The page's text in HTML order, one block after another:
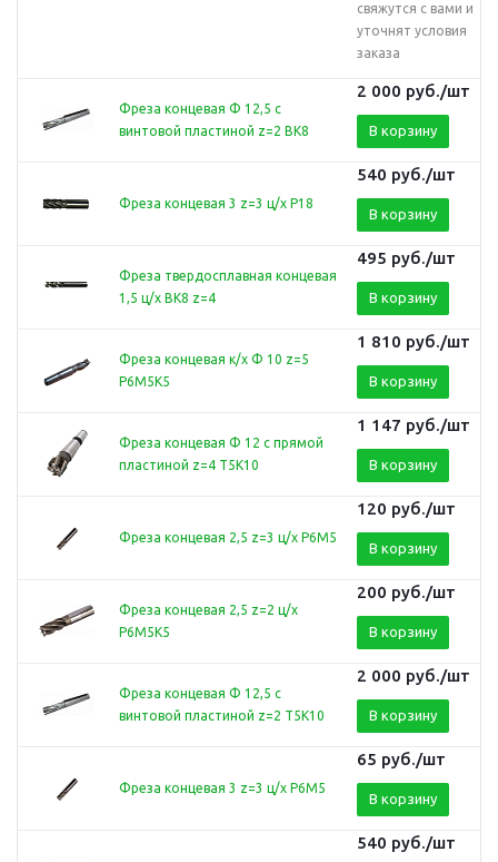
свяжутся с вами и
уточнят условия
заказа
Фреза концевая Ф 12,5 с
винтовой пластиной z=2 ВК8
2 000 руб./шт
В корзину
Фреза концевая 3 z=3 ц/х Р18
540 руб./шт
В корзину
Фреза твердосплавная концевая
1,5 ц/х ВК8 z=4
495 руб./шт
В корзину
Фреза концевая к/х Ф 10 z=5
Р6М5К5
1 810 руб./шт
В корзину
Фреза концевая Ф 12 с прямой
пластиной z=4 Т5К10
1 147 руб./шт
В корзину
Фреза концевая 2,5 z=3 ц/х Р6М5
120 руб./шт
В корзину
Фреза концевая 2,5 z=2 ц/х
Р6М5К5
200 руб./шт
В корзину
Фреза концевая Ф 12,5 с
винтовой пластиной z=2 Т5К10
2 000 руб./шт
В корзину
Фреза концевая 3 z=3 ц/х Р6М5
65 руб./шт
В корзину
540 руб./шт